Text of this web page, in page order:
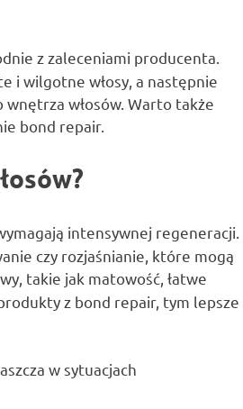
z zaleceniami producenta.
i wilgotne włosy, a następnie
włosów. Warto także
bond repair.
intensywnej regeneracji.
czy rozjaśnianie, które mogą
takie jak matowość, łatwe
z bond repair, tym lepsze
w sytuacjach